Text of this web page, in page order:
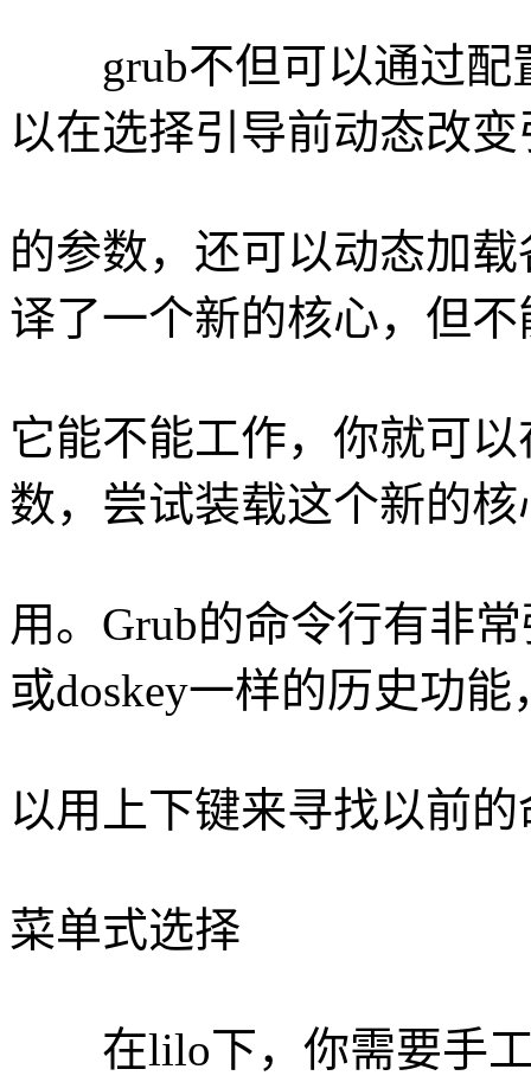
grub不但可以通过配
以在选择引导前动态改
的参数，还可以动态加
译了一个新的核心，但不
它能不能工作，你就可
数，尝试装载这个新的
用。Grub的命令行有非
或doskey一样的历史功能
以用上下键来寻找以前
菜单式选择
在lilo下，你需要手工